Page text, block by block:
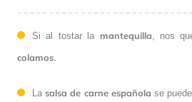
Si al tostar la mantequilla , nos
colamos
Lasalsa de carne española se